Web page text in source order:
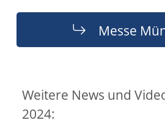
Messe
Weitere News und
2024: